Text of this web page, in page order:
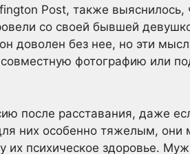
Post, также выяснилось,
со своей бывшей
доволен без нее, но эти
фотографию или
после расставания, даже
них особенно тяжелым, они
их психическое здоровье.